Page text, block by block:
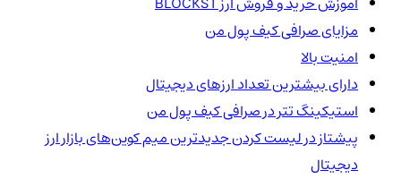
مزایای صرافی کیف پول من
امنیت بالا
دارای بیشترین تعداد ارزهای دیجیتال
استیکینگ تتر در صرافی کیف پول من
پیشتاز در لیست کردن جدیدترین میم کوین‌های بازار ارز
دیجیتال